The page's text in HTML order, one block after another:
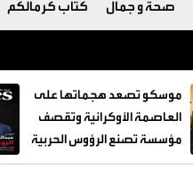
صحة و جمال كتاب كرمالكم
موسكو تصعد هجماتها على
العاصمة الأوكرانية وتقصف
مؤسسة تصنع الرؤوس الحربية